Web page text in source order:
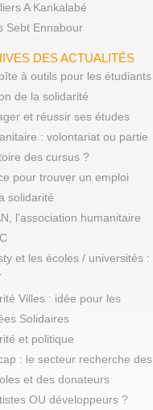
A Kankalabé
Sebt Ennabour
DES ACTUALITÉS
à outils pour les étudiants
de la solidarité
et réussir ses études
: volontariat ou partie
des cursus ?
pour trouver un emploi
solidarité
l'association humanitaire
et les écoles / universités :
Villes : idée pour les
Solidaires
et politique
: le secteur recherche des
et des donateurs
OU développeurs ?